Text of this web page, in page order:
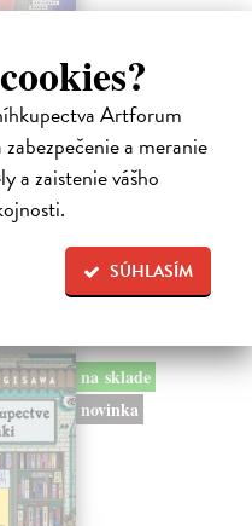
Artforum
a meranie
a zaistenie vášho
SÚHLASÍM
Město a jeho nejisté zdi –
volně navazuje na
se prolíná s jeho
na sklade
novinka